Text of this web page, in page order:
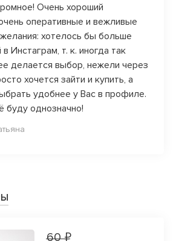
Очень хороший
оперативные и вежливые
хотелось бы больше
Инстаграм, т. к. иногда так
делается выбор, нежели через
хочется зайти и купить, а
удобнее у Вас в профиле.
буду однозначно!
60 ₽